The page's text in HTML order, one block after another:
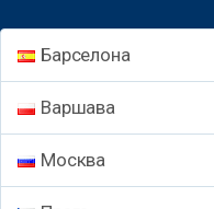
Барселона
Варшава
Москва